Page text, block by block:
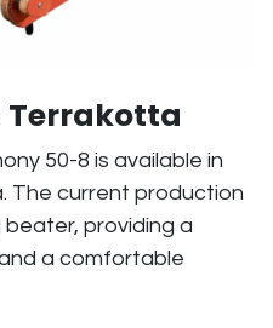
Terrakotta
50-8 is available in
The current production
providing a
a comfortable